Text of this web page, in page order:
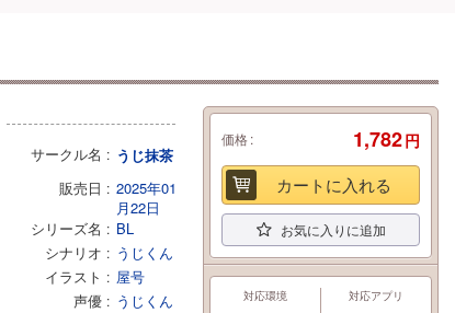
サークル名
うじ抹茶
販売日
2025年01
月22日
シリーズ名
BL
シナリオ
うじくん
イラスト
屋号
声優
うじくん
価格 1,782円
カートに入れる
お気に入りに追加
対応環境 対応アプリ